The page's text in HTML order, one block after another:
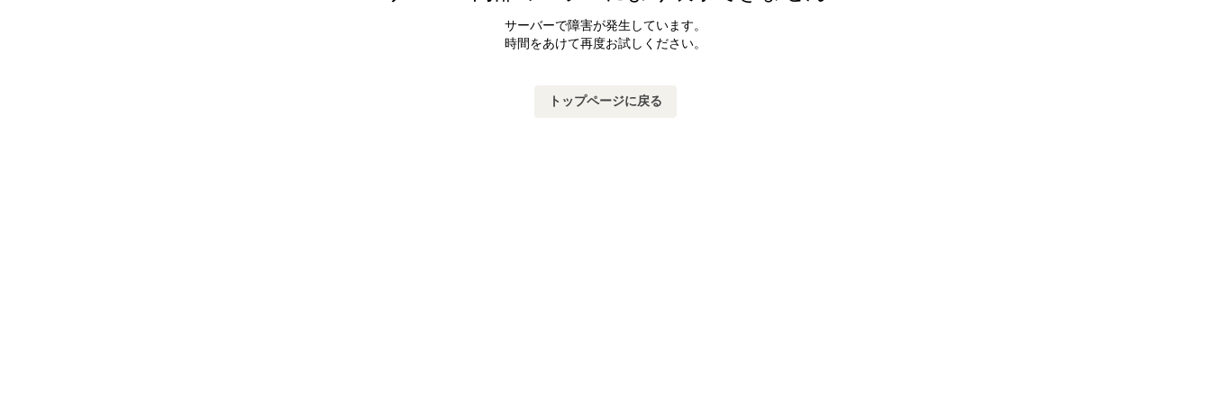
サーバーで障害が発生しています。
時間をあけて再度お試しください。
トップページに戻る